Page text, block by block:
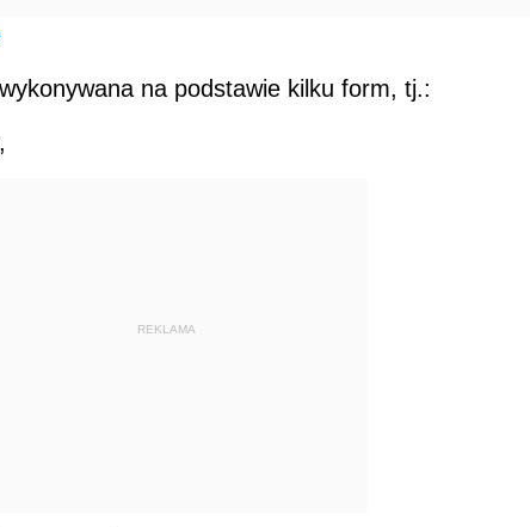
na podstawie kilku form, tj.:
REKLAMA